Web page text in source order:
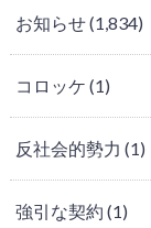
お知らせ(1,834)
コロッケ (1)
反社会的勢力 (1)
強引な契約 (1)